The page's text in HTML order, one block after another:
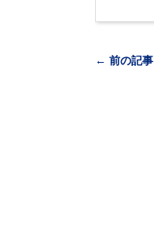
← 前の記事